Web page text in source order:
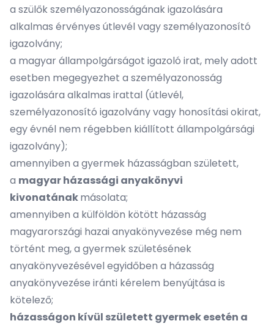
a szülők személyazonosságának igazolására
alkalmas érvényes útlevél vagy személyazonosító
igazolvány;
a magyar állampolgárságot igazoló irat, mely adott
esetben megegyezhet a személyazonosság
igazolására alkalmas irattal (útlevél,
személyazonosító igazolvány vagy honosítási okirat,
egy évnél nem régebben kiállított állampolgársági
igazolvány);
amennyiben a gyermek házasságban született,
a magyar házassági anyakönyvi
kivonatánakmásolata;
amennyiben a külföldön kötött házasság
magyarországi hazai anyakönyvezése még nem
történt meg, a gyermek születésének
anyakönyvezésével egyidőben a házasság
anyakönyvezése iránti kérelem benyújtása is
kötelező;
házasságon kívül született gyermek esetén a